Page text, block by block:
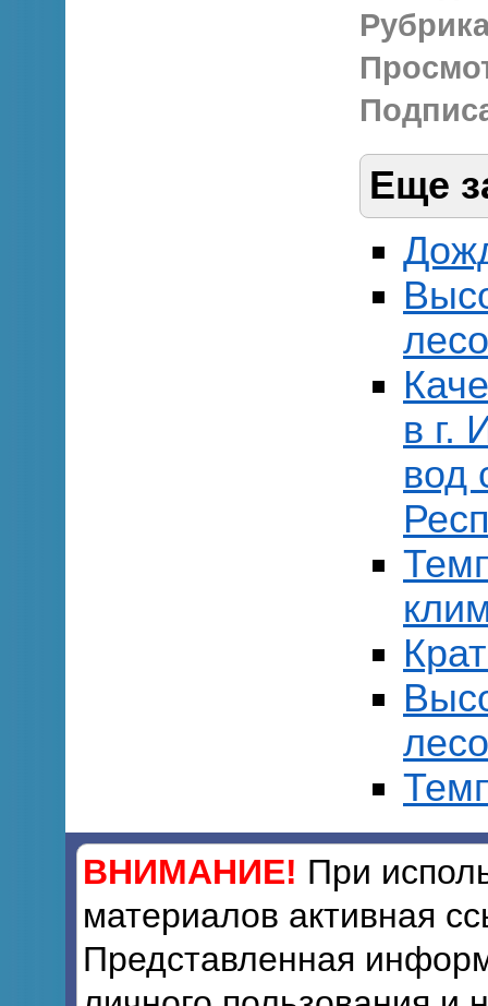
Еще
в г.
вод
ВНИМАНИЕ! При
материалов активная
Представленная